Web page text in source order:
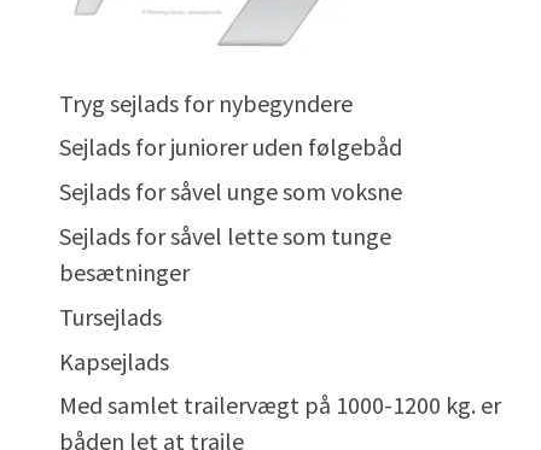
Tryg sejlads for nybegyndere
Sejlads for juniorer uden følgebåd
Sejlads for såvel unge som voksne
Sejlads for såvel lette som tunge
besætninger
Tursejlads
Kapsejlads
Med samlet trailervægt på 1000-1200 kg. er
båden let at traile